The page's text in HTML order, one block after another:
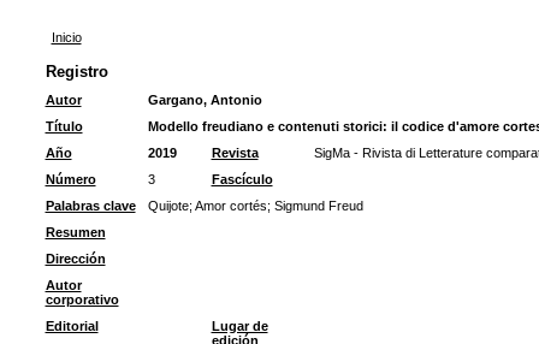
Inicio
Registro
Autor
Gargano, Antonio
Título
Modello freudiano e contenuti storici: il codice d'amore
Año
2019 Revista
SigMa - Rivista di Letterature
Número
3
Fascículo
Palabras clave
Quijote; Amor cortés; Sigmund Freud
Resumen
Dirección
Autor
corporativo
Editorial
Lugar de
edición